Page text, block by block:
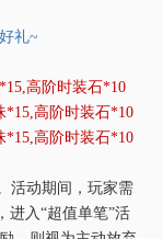
礼~
高阶时装石*10
*15,高阶时装石*10
*15,高阶时装石*10
活动期间，玩家需
进入“超值单笔”活